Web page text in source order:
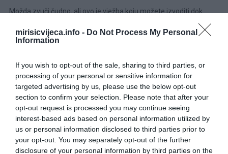
mirisicvijeca.info - Do Not Process My Personal
Information
If you wish to opt-out of the sale, sharing to third parties, or
processing of your personal or sensitive information for
targeted advertising by us, please use the below opt-out
section to confirm your selection. Please note that after your
opt-out request is processed you may continue seeing
interest-based ads based on personal information utilized by
us or personal information disclosed to third parties prior to
your opt-out. You may separately opt-out of the further
disclosure of your personal information by third parties on the
Možda zvuči čudno, ali ovo je vježba koju možete izvoditi dok
poboljšate ravnotežu.
Radite to između 5 i 15 minuta ili kad se umorite prestanite.
Podižite nožne prste
Uzmite stolicu i stanite iza nje, koristeći ruke za održavanje